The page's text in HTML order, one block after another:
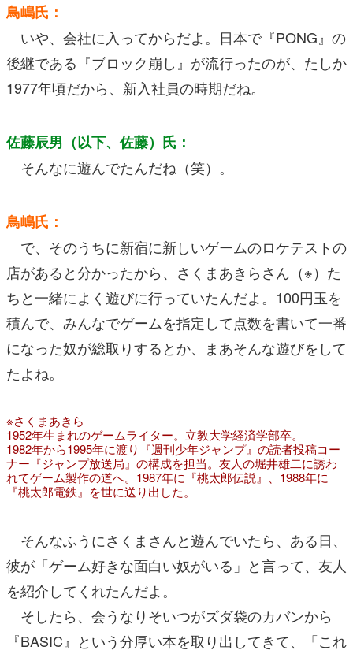
鳥嶋氏：
いや、会社に入ってからだよ。日本で『PONG』の
後継である『ブロック崩し』が流行ったのが、たしか
1977年頃だから、新入社員の時期だね。
佐藤辰男（以下、佐藤）氏：
そんなに遊んでたんだね（笑）。
鳥嶋氏：
で、そのうちに新宿に新しいゲームのロケテストの
店があると分かったから、さくまあきらさん（※）た
ちと一緒によく遊びに行っていたんだよ。100円玉を
積んで、みんなでゲームを指定して点数を書いて一番
になった奴が総取りするとか、まあそんな遊びをして
たよね。
※さくまあきら
1952年生まれのゲームライター。立教大学経済学部卒。
1982年から1995年に渡り『週刊少年ジャンプ』の読者投稿コー
ナー『ジャンプ放送局』の構成を担当。友人の堀井雄二に誘わ
れてゲーム製作の道へ。1987年に『桃太郎伝説』、1988年に
『桃太郎電鉄』を世に送り出した。
そんなふうにさくまさんと遊んでいたら、ある日、
彼が「ゲーム好きな面白い奴がいる」と言って、友人
を紹介してくれたんだよ。
そしたら、会うなりそいつがズダ袋のカバンから
『BASIC』という分厚い本を取り出してきて、「これ